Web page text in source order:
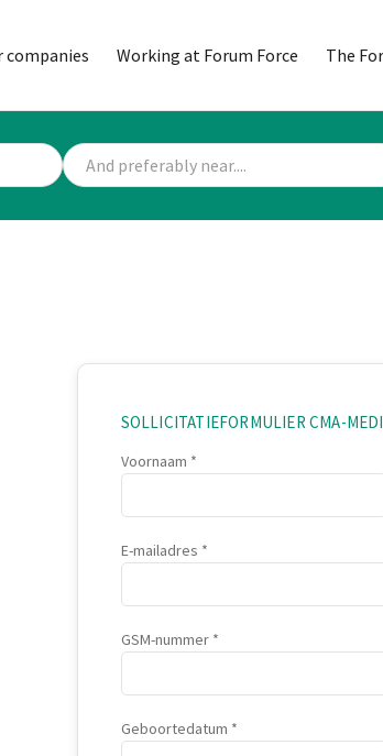
companies Working at Forum Force The
SOLLICITATIEFORMULIER CMA-
Voornaam
E-mailadres
GSM-nummer
Geboortedatum